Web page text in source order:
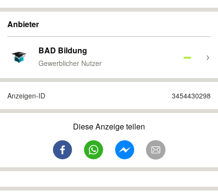
Anbieter
BAD Bildung
Gewerblicher Nutzer
Anzeigen-ID 3454430298
Diese Anzeige teilen